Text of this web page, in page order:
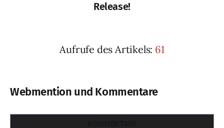
Release!
Aufrufe des Artikels: 61
Webmention und Kommentare